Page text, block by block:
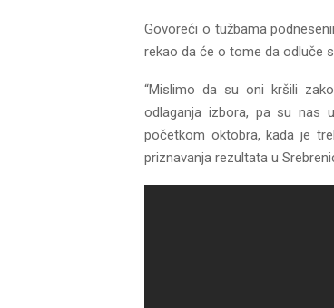
Govoreći o tužbama
rekao da će o tome da odluče
“Mislimo da su oni kršili
odlaganja izbora, pa su nas
početkom oktobra, kada je
priznavanja rezultata u